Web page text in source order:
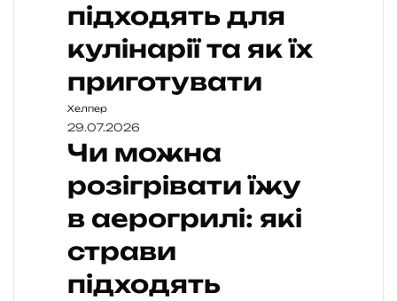
підходять для
кулінарії та як їх
приготувати
Хелпер
29.07.2026
Чи можна
розігрівати їжу
в аерогрилі: які
страви
підходять